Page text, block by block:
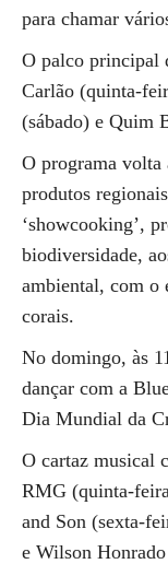
para chamar
O palco principal
Carlão (quinta-
(sábado) e Quim
O programa volta
produtos
‘showcooking’,
biodiversidade,
ambiental, com o
corais.
No domingo, às
dançar com a
Dia Mundial da
O cartaz musical
RMG (quinta-
and Son (sexta-
e Wilson